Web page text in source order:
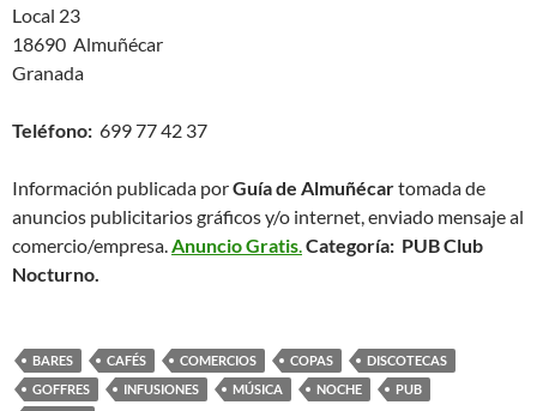
Local 23
18690 Almuñécar
Granada
Teléfono: 699 77 42 37
Información publicada porGuía de Almuñécartomada de
anuncios publicitarios gráficos y/o internet, enviado mensaje al
comercio/empresa.Anuncio Gratis.Categoría: PUB Club
Nocturno.
BARES CAFÉS COMERCIOS COPAS
DISCOTECAS
GOFFRES
INFUSIONES MÚSICA NOCHE
PUB